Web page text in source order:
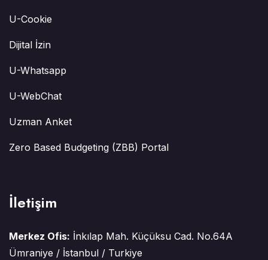
U-Cookie
Dijital İzin
U-Whatsapp
U-WebChat
Uzman Anket
Zero Based Budgeting (ZBB) Portal
İletişim
Merkez Ofis: İnkılap Mah. Küçüksu Cad. No.64A
Ümraniye / İstanbul / Turkiye